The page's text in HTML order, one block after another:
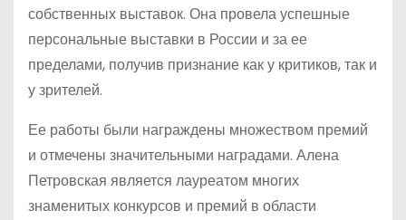
собственных выставок. Она провела успешные
персональные выставки в России и за ее
пределами, получив признание как у критиков, так и
у зрителей.
Ее работы были награждены множеством премий
и отмечены значительными наградами. Алена
Петровская является лауреатом многих
знаменитых конкурсов и премий в области